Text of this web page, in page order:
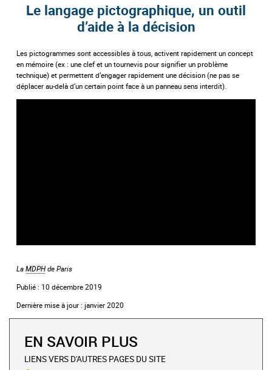
Le langage pictographique, un outil
d’aide à la décision
Les pictogrammes sont accessibles à tous, activent rapidement un concept
en mémoire (ex : une clef et un tournevis pour signifier un problème
technique) et permettent d’engager rapidement une décision (ne pas se
déplacer au-delà d’un certain point face à un panneau sens interdit).
La MDPH de Paris
Publié : 10 décembre 2019
Dernière mise à jour : janvier 2020
EN SAVOIR PLUS
LIENS VERS D'AUTRES PAGES DU SITE